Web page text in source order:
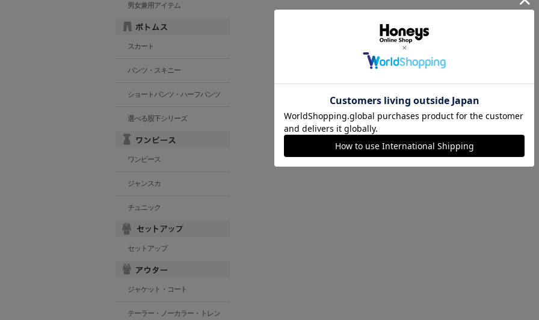
男女兼用アイテム
スカート
パンツ・スキニー
ショートパンツ・ハーフパンツ
選べる股下シリーズ
ワンピース
ジャンスカ
チュニック
セットアップ
ジャケット・コート
テーラー・ノーカラー・トレン